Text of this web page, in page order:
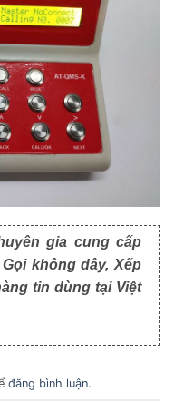
gia cung cấp
không dây, Xếp
tin dùng tại Việt
đăng bình luận.